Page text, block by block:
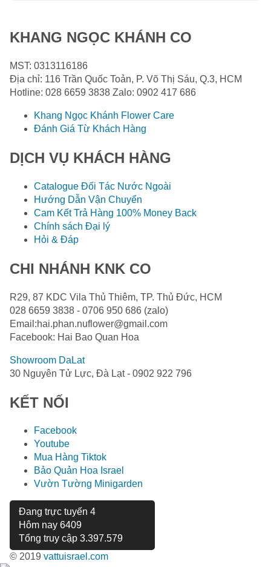
KHANG NGỌC KHÁNH CO
MST: 0313116186
Địa chỉ: 116 Trần Quốc Toản, P. Võ Thị Sáu, Q.3, HCM
Hotline: 028 6659 3838 Zalo: 0902 417 686
Khang Ngọc Khánh Flower Care
Đánh Giá Từ Khách Hàng
DỊCH VỤ KHÁCH HÀNG
Catalogue Đối Tác Nước Ngoài
Hướng Dẫn Vận Chuyển
Cam Kết Trả Hàng 100% Money Back
Chính sách Đại lý
Hỏi & Đáp
CHI NHÁNH KNK CO
R29, 87 KDC Vila Thủ Thiêm, TP. Thủ Đức, HCM
028 6659 3838 - 0706 950 686 (zalo)
Email:hai.phan.nuflower@gmail.com
Facebook: Hai Bao Quan Hoa
Showroom DaLat
30 Nguyên Tử Lực, Đà Lạt - 0902 922 796
KẾT NỐI
Facebook
Youtube
Mua Hàng Tiktok
Bảo Quản Hoa Israel
Vườn Tường Minigarden
Đang trực tuyến 4
Hôm nay 6409
Tổng truy cập 3.397.579
© 2019 vattuisrael.com